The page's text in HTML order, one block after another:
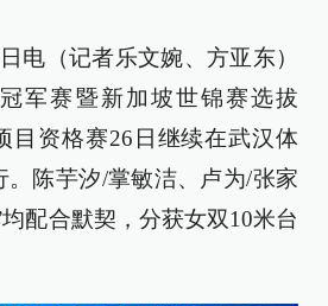
电（记者乐文婉、方亚东）
军赛暨新加坡世锦赛选拔
目资格赛26日继续在武汉体
。陈芋汐/掌敏洁、卢为/张家
配合默契，分获女双10米台